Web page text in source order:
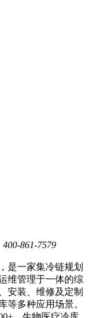
400-861-7579
是一家集冷链规划
维管理于一体的综
安装、维修及定制
等多种应用场景。